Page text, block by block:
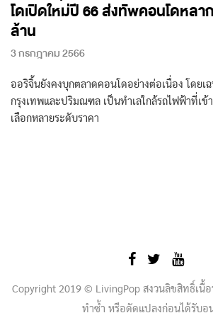
โดเปิดใหม่ปี 66 ส่งทัพคอนโดหล
ล้าน
3 กรกฎาคม 2566
ออริจิ้นยังคงบุกตลาดคอนโดอย่างต่อเนื่อง โดยเฉ
กรุงเทพและปริมณฑล เป็นทำเลใกล้รถไฟฟ้าที่เข้
เลือกหลายระดับราคา
Copyright 2019 © LivingPop สงวนลิขสิทธิ์เนื้
ทำซ้ำ หรือดัดแปลงก่อนได้รับอ